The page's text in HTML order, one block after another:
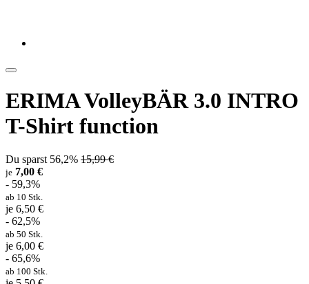
ERIMA VolleyBÄR 3.0 INTRO
T-Shirt function
Du sparst 56,2% 15,99 €
je 7,00 €
- 59,3%
ab 10 Stk.
je 6,50 €
- 62,5%
ab 50 Stk.
je 6,00 €
- 65,6%
ab 100 Stk.